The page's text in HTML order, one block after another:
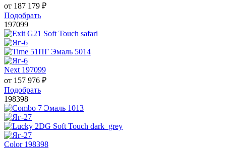
от 187 179 ₽
Подобрать
197099
Next 197099
от 157 976 ₽
Подобрать
198398
Color 198398